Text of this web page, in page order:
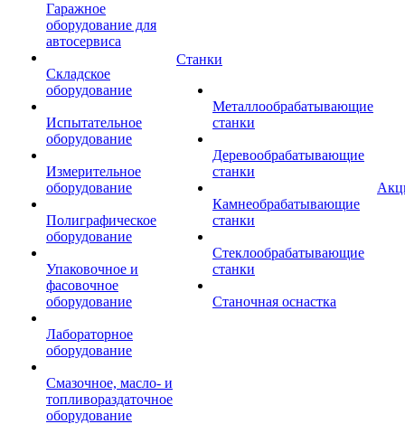
Гаражное
оборудование для
автосервиса
Складское
оборудование
Испытательное
оборудование
Измерительное
оборудование
Полиграфическое
оборудование
Упаковочное и
фасовочное
оборудование
Лабораторное
оборудование
Смазочное, масло- и
топливораздаточное
оборудование
Станки
Металлообрабатывающие
станки
Деревообрабатывающие
станки
Камнеобрабатывающие
станки
Стеклообрабатывающие
станки
Станочная оснастка